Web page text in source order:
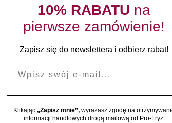
DO WŁOSÓW 400ml
Zawarte w nim składniki dodają blasku i
strukturę włosa.
Nałożyć na mokre włosy, następnie
10% RABATU na
pierwsze zamówienie!
Zapisz się do newslettera i odbierz rabat!
Klikając „Zapisz mnie”,wyrażasz zgodę na
informacji handlowych drogą mailową od Pro-Fryz.